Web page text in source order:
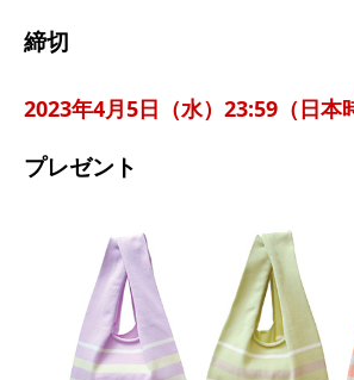
締切
2023年4月5日（水）23:59（日本
プレゼント